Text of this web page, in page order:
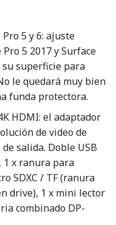
5 y 6: ajuste
5 2017 y Surface
su superficie para
le quedará muy bien
funda protectora.
HDMI: el adaptador
de video de
salida. Doble USB
1 x ranura para
SDXC / TF (ranura
drive), 1 x mini lector
combinado DP-